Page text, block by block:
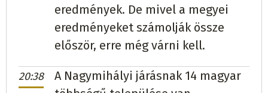
eredmények. De mivel a megyei
eredményeket számolják össze
először, erre még várni kell.
20:38
A Nagymihályi járásnak 14 magyar